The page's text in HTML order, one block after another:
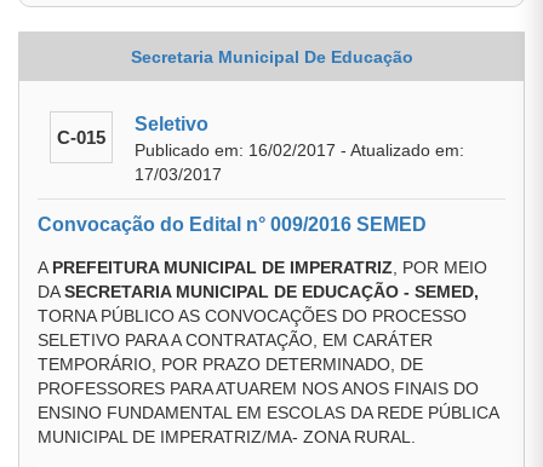
Secretaria Municipal De Educação
C-015
Seletivo
Publicado em: 16/02/2017 - Atualizado em:
17/03/2017
Convocação do Edital n° 009/2016 SEMED
A PREFEITURA MUNICIPAL DE IMPERATRIZ , POR MEIO
DASECRETARIA MUNICIPAL DE EDUCAÇÃO - SEMED,
TORNA PÚBLICO AS CONVOCAÇÕES DO PROCESSO
SELETIVO PARA A CONTRATAÇÃO, EM CARÁTER
TEMPORÁRIO, POR PRAZO DETERMINADO, DE
PROFESSORES PARA ATUAREM NOS ANOS FINAIS DO
ENSINO FUNDAMENTAL EM ESCOLAS DA REDE PÚBLICA
MUNICIPAL DE IMPERATRIZ/MA- ZONA RURAL.